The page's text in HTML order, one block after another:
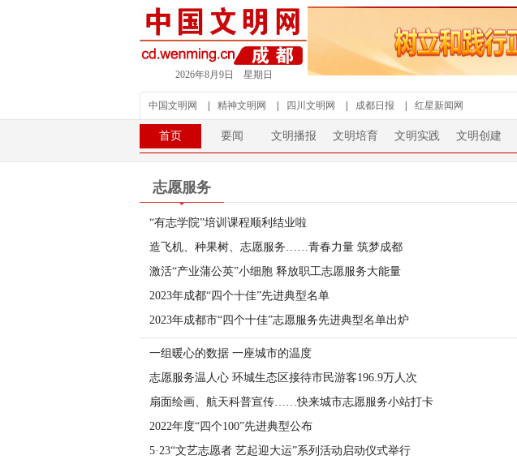
2026年8月9日 星期日
中国文明网 精神文明网 四川文明网 成都日报 红星新闻网
首页 要闻 文明播报 文明培育 文明实践 文明创建
志愿服务
“有志学院”培训课程顺利结业啦
造飞机、种果树、志愿服务……青春力量 筑梦成都
激活“产业蒲公英”小细胞 释放职工志愿服务大能量
2023年成都“四个十佳”先进典型名单
2023年成都市“四个十佳”志愿服务先进典型名单出炉
一组暖心的数据 一座城市的温度
志愿服务温人心 环城生态区接待市民游客196.9万人次
扇面绘画、航天科普宣传……快来城市志愿服务小站打卡
2022年度“四个100”先进典型公布
5·23“文艺志愿者 艺起迎大运”系列活动启动仪式举行